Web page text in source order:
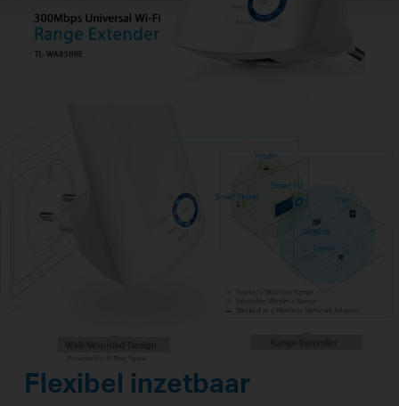
Flexibel inzetbaar